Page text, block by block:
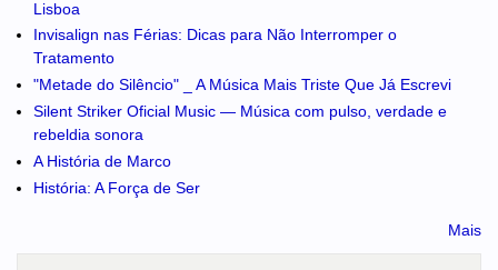
Lisboa
Invisalign nas Férias: Dicas para Não Interromper o
Tratamento
"Metade do Silêncio" _ A Música Mais Triste Que Já Escrevi
Silent Striker Oficial Music — Música com pulso, verdade e
rebeldia sonora
A História de Marco
História: A Força de Ser
Mais